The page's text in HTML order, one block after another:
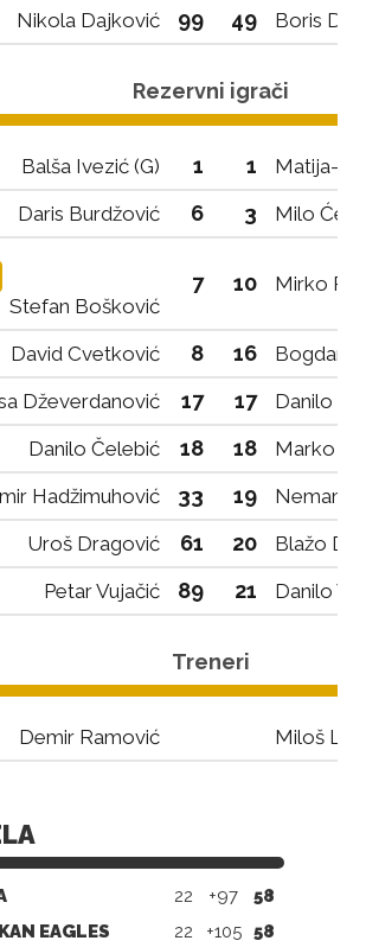
Nikola Dajković
99 49 Boris
Rezervni igrači
Balša Ivezić (G) 1 1 Matija-
Daris Burdžović 6 3 Milo
Stefan Bošković
7 10 Mirko
David Cvetković 8 16
Bogdan
Dževerdanović
17 17 Danilo
Danilo Čelebić 18 18
Marko
Hadžimuhović
33 19
Nemanja
Uroš Dragović
61 20 Blažo
Petar Vujačić 89 21 Danilo
Treneri
Demir Ramović Miloš
22 +97
58
EAGLES 22 +105 58